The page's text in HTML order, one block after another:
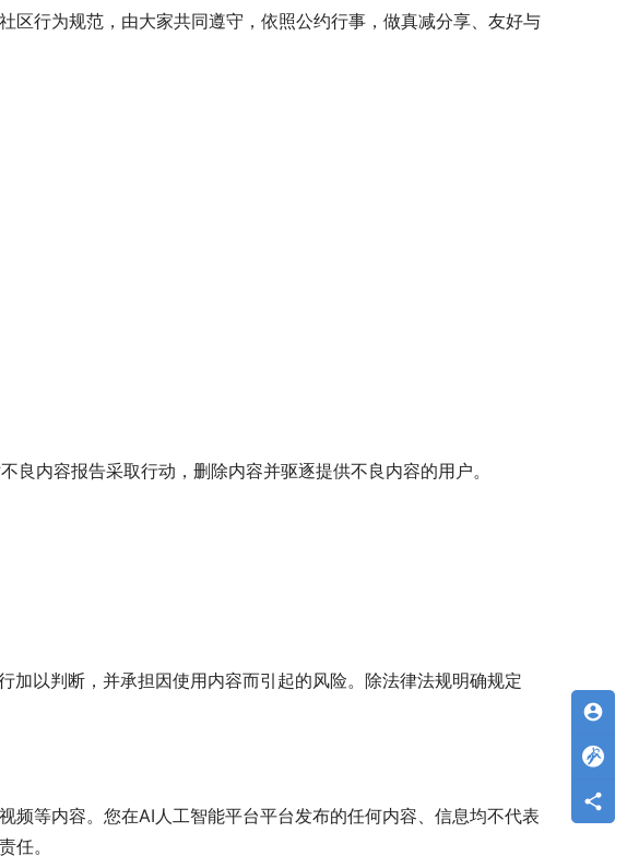
区行为规范，由大家共同遵守，依照公约行事，做真减分享、友好与
内容报告采取行动，删除内容并驱逐提供不良内容的用户。
以判断，并承担因使用内容而引起的风险。除法律法规明确规定
等内容。您在AI人工智能平台平台发布的任何内容、信息均不代表
任。
account_circle